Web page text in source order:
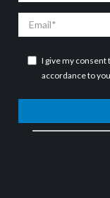
Email
I give my consent
accordance to